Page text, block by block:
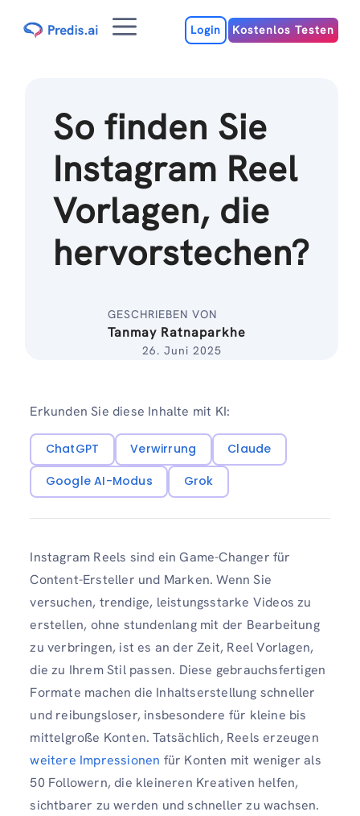
Inhalt
MenuLogin Kostenlos Testen
So finden Sie
Instagram Reel
Vorlagen, die
hervorstechen?
GESCHRIEBEN VON
Tanmay Ratnaparkhe
26. Juni 2025
Erkunden Sie diese Inhalte mit KI:
ChatGPT Verwirrung
Claude
Google AI-Modus
Grok
Instagram Reels sind ein Game-Changer für
Content-Ersteller und Marken. Wenn Sie
versuchen, trendige, leistungsstarke Videos zu
erstellen, ohne stundenlang mit der Bearbeitung
zu verbringen, ist es an der Zeit, Reel Vorlagen,
die zu Ihrem Stil passen. Diese gebrauchsfertigen
Formate machen die Inhaltserstellung schneller
und reibungsloser, insbesondere für kleine bis
mittelgroße Konten. Tatsächlich, Reels erzeugen
weitere Impressionen für Konten mit weniger als
50 Followern, die kleineren Kreativen helfen,
sichtbarer zu werden und schneller zu wachsen.